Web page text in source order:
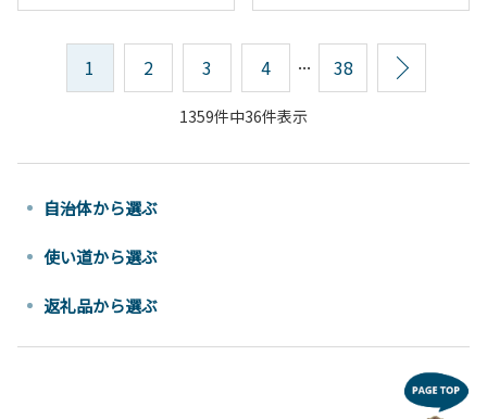
1 2 3 4 ... 38
1359件中36件表示
自治体から選ぶ
使い道から選ぶ
返礼品から選ぶ